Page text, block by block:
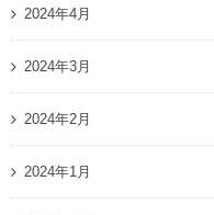
2024年4月
2024年3月
2024年2月
2024年1月